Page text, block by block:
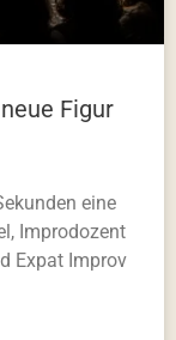
Figur
eine
Improdozent
Expat Improv